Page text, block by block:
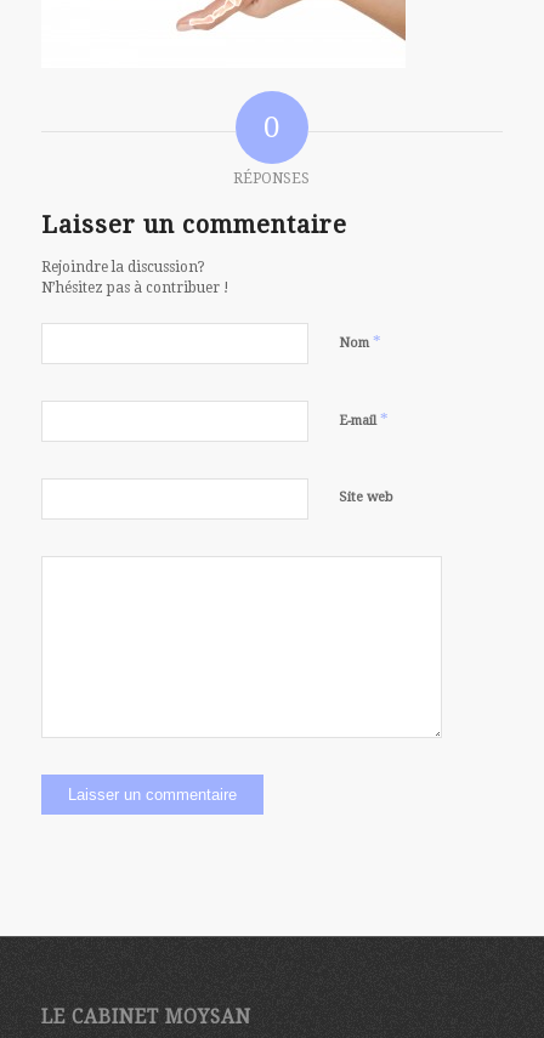
0
RÉPONSES
Laisser un commentaire
Rejoindre la discussion?
N’hésitez pas à contribuer !
Nom*
E-mail*
Site web
LE CABINET MOYSAN